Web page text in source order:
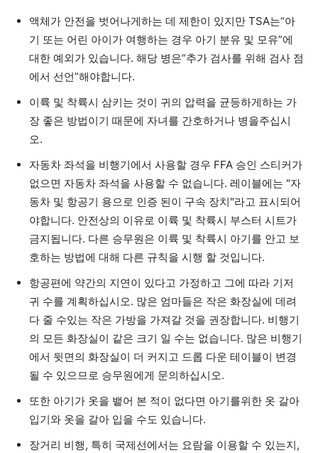
액체가 안전을 벗어나게하는 데 제한이 있지만 TSA는“아
기 또는 어린 아이가 여행하는 경우 아기 분유 및 모유”에
대한 예외가 있습니다. 해당 병은“추가 검사를 위해 검사 점
에서 선언”해야합니다.
이륙 및 착륙시 삼키는 것이 귀의 압력을 균등하게하는 가
장 좋은 방법이기 때문에 자녀를 간호하거나 병을주십시
오.
자동차 좌석을 비행기에서 사용할 경우 FFA 승인 스티커가
없으면 자동차 좌석을 사용할 수 없습니다. 레이블에는 "자
동차 및 항공기 용으로 인증 된이 구속 장치"라고 표시되어
야합니다. 안전상의 이유로 이륙 및 착륙시 부스터 시트가
금지됩니다. 다른 승무원은 이륙 및 착륙시 아기를 안고 보
호하는 방법에 대해 다른 규칙을 시행 할 것입니다.
항공편에 약간의 지연이 있다고 가정하고 그에 따라 기저
귀 수를 계획하십시오. 많은 엄마들은 작은 화장실에 데려
다 줄 수있는 작은 가방을 가져갈 것을 권장합니다. 비행기
의 모든 화장실이 같은 크기 일 수는 없습니다. 많은 비행기
에서 뒷면의 화장실이 더 커지고 드롭 다운 테이블이 변경
될 수 있으므로 승무원에게 문의하십시오.
또한 아기가 옷을 뱉어 본 적이 없다면 아기를위한 옷 갈아
입기와 옷을 갈아 입을 수도 있습니다.
장거리 비행, 특히 국제선에서는 요람을 이용할 수 있는지,